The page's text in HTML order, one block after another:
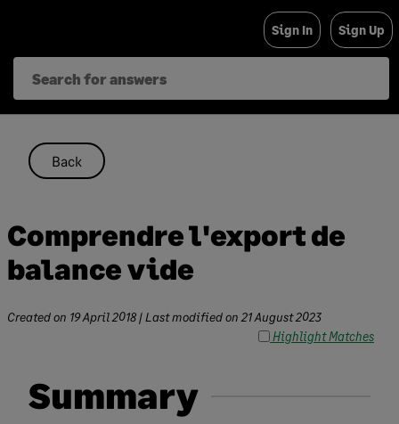
content
Sign In Sign Up
Back
Comprendre l'export de
balance vide
Created on 19 April 2018 | Last modified on 21 August 2023
Highlight Matches
Summary